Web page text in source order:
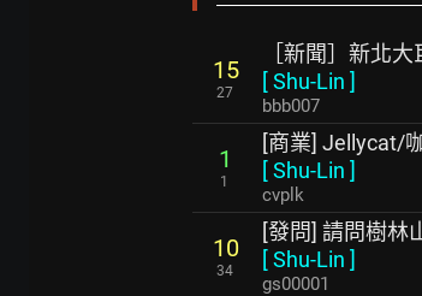
15
27
［新聞］新北
[Shu-Lin ]
bbb007
1
1
[商業] Jellycat/
[Shu-Lin ]
cvplk
10
34
[發問] 請問樹林
[Shu-Lin ]
gs00001